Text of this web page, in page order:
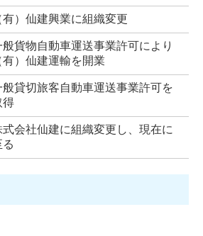
有）仙建興業に組織変更
般貨物自動車運送事業許可により
有）仙建運輸を開業
般貸切旅客自動車運送事業許可を
得
式会社仙建に組織変更し、現在に
る